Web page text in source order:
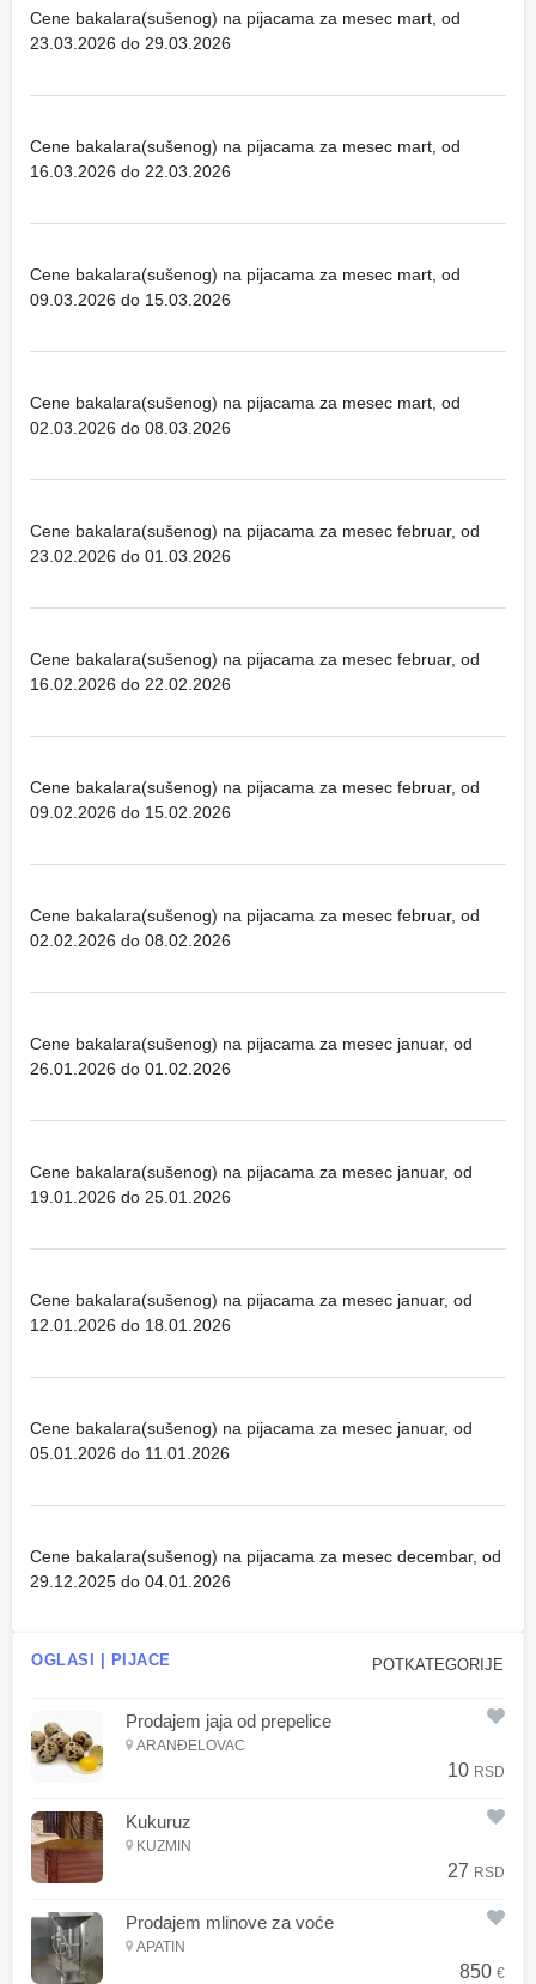
Cene bakalara(sušenog) na pijacama za mesec mart, od
23.03.2026 do 29.03.2026
Cene bakalara(sušenog) na pijacama za mesec mart, od
16.03.2026 do 22.03.2026
Cene bakalara(sušenog) na pijacama za mesec mart, od
09.03.2026 do 15.03.2026
Cene bakalara(sušenog) na pijacama za mesec mart, od
02.03.2026 do 08.03.2026
Cene bakalara(sušenog) na pijacama za mesec februar, od
23.02.2026 do 01.03.2026
Cene bakalara(sušenog) na pijacama za mesec februar, od
16.02.2026 do 22.02.2026
Cene bakalara(sušenog) na pijacama za mesec februar, od
09.02.2026 do 15.02.2026
Cene bakalara(sušenog) na pijacama za mesec februar, od
02.02.2026 do 08.02.2026
Cene bakalara(sušenog) na pijacama za mesec januar, od
26.01.2026 do 01.02.2026
Cene bakalara(sušenog) na pijacama za mesec januar, od
19.01.2026 do 25.01.2026
Cene bakalara(sušenog) na pijacama za mesec januar, od
12.01.2026 do 18.01.2026
Cene bakalara(sušenog) na pijacama za mesec januar, od
05.01.2026 do 11.01.2026
Cene bakalara(sušenog) na pijacama za mesec decembar, od
29.12.2025 do 04.01.2026
POTKATEGORIJE
OGLASI | PIJACE
Prodajem jaja od prepelice
ARANĐELOVAC
10 RSD
Kukuruz
KUZMIN
27 RSD
Prodajem mlinove za voće
APATIN
850 €